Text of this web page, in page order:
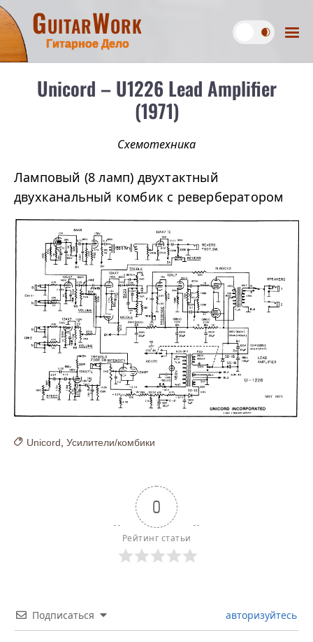
GuitarWork
Гитарное Дело
Unicord – U1226 Lead Amplifier
(1971)
Схемотехника
Ламповый (8 ламп) двухтактный
двухканальный комбик с ревербератором
Unicord Усилители/комбики
0
Рейтинг статьи
Подписаться авторизуйтесь